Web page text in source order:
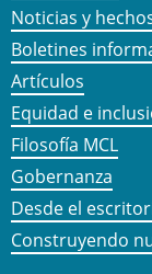
Noticias y
Boletines
Artículos
Equidad e
Filosofía MCL
Gobernanza
Desde el
Construyendo